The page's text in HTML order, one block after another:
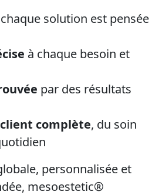
solution est pensée
à chaque besoin et
par des résultats
complète, du soin
personnalisée et
mesoestetic®